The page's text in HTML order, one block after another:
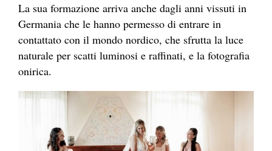
La sua formazione arriva anche dagli anni vissuti in
Germania che le hanno permesso di entrare in
contattato con il mondo nordico, che sfrutta la luce
naturale per scatti luminosi e raffinati, e la fotografia
onirica.